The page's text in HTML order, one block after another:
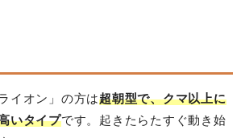
イオン」の方は超朝型で、クマ以上に
いタイプです。起きたらたすぐ動き始